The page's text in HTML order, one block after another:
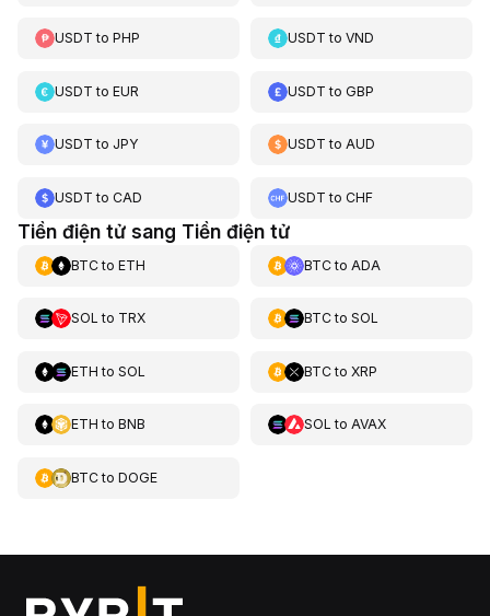
USDT to PHP USDT toVND
USDT to EUR USDT toGBP
USDT to JPY USDT toAUD
USDT to CAD USDT toCHF
Tiền điện tử sang Tiền điện tử
BTCto ETH BTCto ADA
SOL to TRX BTCto SOL
ETH to SOL BTCto XRP
ETH to BNB SOL to AVAX
BTCto DOGE